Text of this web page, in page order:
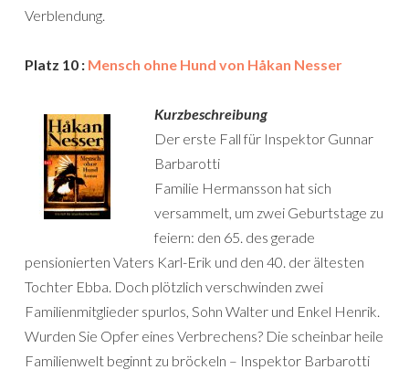
Verblendung.
Platz 10 : Mensch ohne Hund von Håkan Nesser
Kurzbeschreibung
Der erste Fall für Inspektor Gunnar
Barbarotti
Familie Hermansson hat sich
versammelt, um zwei Geburtstage zu
feiern: den 65. des gerade
pensionierten Vaters Karl-Erik und den 40. der ältesten
Tochter Ebba. Doch plötzlich verschwinden zwei
Familienmitglieder spurlos, Sohn Walter und Enkel Henrik.
Wurden Sie Opfer eines Verbrechens? Die scheinbar heile
Familienwelt beginnt zu bröckeln – Inspektor Barbarotti